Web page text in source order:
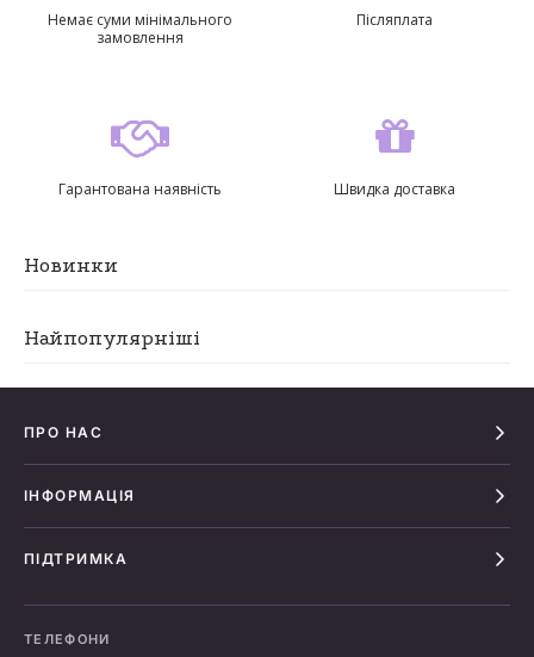
Немає суми мінімального
замовлення
Післяплата
Гарантована наявність Швидка доставка
Новинки
Найпопулярніші
ПРО НАС
ІНФОРМАЦІЯ
ПІДТРИМКА
ТЕЛЕФОНИ